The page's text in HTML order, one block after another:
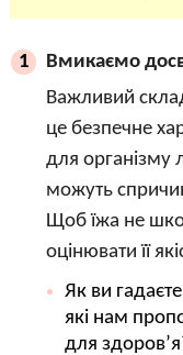
1
Вмикаємо
Важливий
це безпечне
для організму
можуть
Щоб їжа не
оцінювати її
Як ви
які нам
для